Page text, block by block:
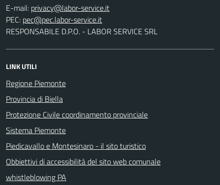
E-mail:
PEC:
RESPONSABILE D.P.O. - LABOR SERVICE SRL
LINK UTILI
Regione Piemonte
Provincia di Biella
Protezione Civile coordinamento provinciale
Sistema Piemonte
Piedicavallo e Montesinaro - il sito turistico
Obbiettivi di accessibilità del sito web comunale
whistleblowing PA